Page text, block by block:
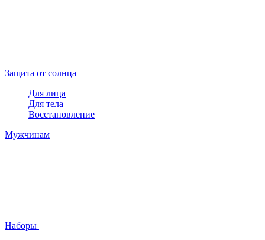
Защита от солнца
Для лица
Для тела
Восстановление
Мужчинам
Наборы